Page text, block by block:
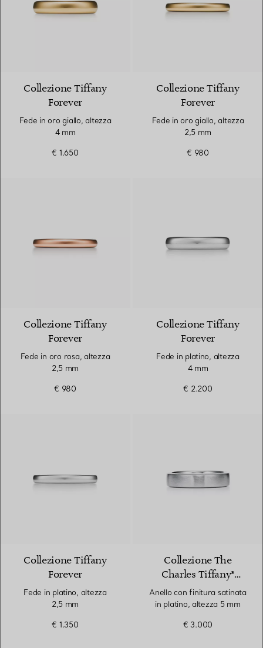
Collezione Tiffany
Forever
Fede in oro giallo, altezza
4 mm
€ 1.650
Collezione Tiffany
Forever
Fede in oro giallo, altezza
2,5 mm
€ 980
Collezione Tiffany
Forever
Fede in oro rosa, altezza
2,5 mm
€ 980
Collezione Tiffany
Forever
Fede in platino, altezza
4 mm
€ 2.200
Collezione Tiffany
Forever
Fede in platino, altezza
2,5 mm
€ 1.350
Collezione The
Charles Tiffany®
Setting
Anello con finitura satinata
in platino, altezza 5 mm
€ 3.000